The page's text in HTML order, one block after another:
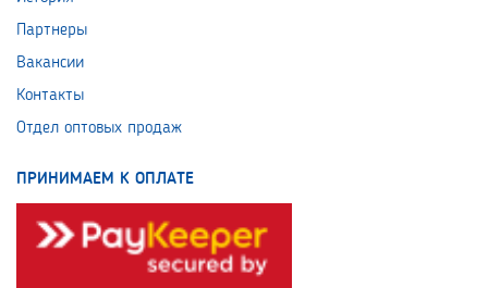
Партнеры
Вакансии
Контакты
Отдел оптовых продаж
ПРИНИМАЕМ К ОПЛАТЕ